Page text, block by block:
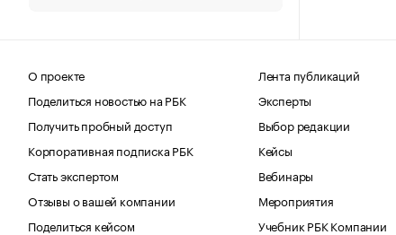
О проекте
Поделиться новостью на РБК
Получить пробный доступ
Корпоративная подписка РБК
Стать экспертом
Отзывы о вашей компании
Поделиться кейсом
Лента публикаций
Эксперты
Выбор редакции
Кейсы
Вебинары
Мероприятия
Учебник РБК Компании